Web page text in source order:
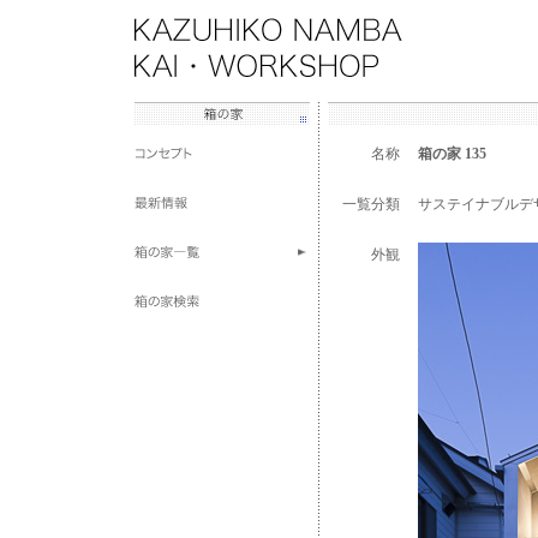
名称 箱の家 135
一覧分類 サステイナブルデ
外観